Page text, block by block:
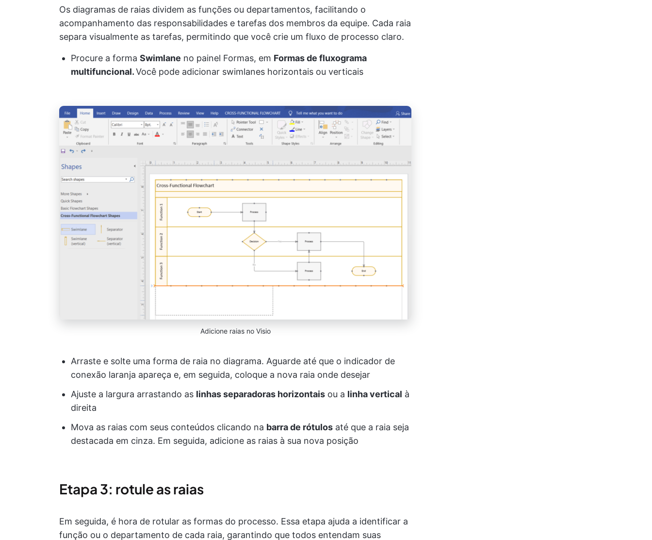
Os diagramas de raias dividem as funções ou departamentos, facilitando o
acompanhamento das responsabilidades e tarefas dos membros da equipe. Cada raia
separa visualmente as tarefas, permitindo que você crie um fluxo de processo claro.
Procure a forma Swimlane no painel Formas, em Formas de fluxograma
multifuncional.Você pode adicionar swimlanes horizontais ou verticais
Adicione raias no Visio
Arraste e solte uma forma de raia no diagrama. Aguarde até que o indicador de
conexão laranja apareça e, em seguida, coloque a nova raia onde desejar
Ajuste a largura arrastando as linhas separadoras horizontais ou a linha vertical à
direita
Mova as raias com seus conteúdos clicando na barra de rótulos até que a raia seja
destacada em cinza. Em seguida, adicione as raias à sua nova posição
Etapa 3: rotule as raias
Em seguida, é hora de rotular as formas do processo. Essa etapa ajuda a identificar a
função ou o departamento de cada raia, garantindo que todos entendam suas